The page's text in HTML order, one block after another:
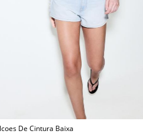
De Cintura Baixa